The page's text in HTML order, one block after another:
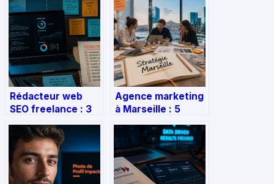
Rédacteur web
SEO freelance : 3
transformer vos
contenus en actifs
rentables
Agence marketing
à Marseille : 5
sécuriser votre
budget et booster
vos résultats